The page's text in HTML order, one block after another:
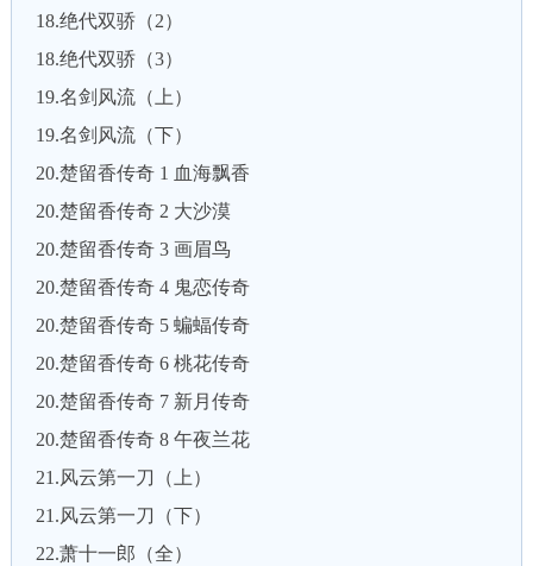
18.绝代双骄（2）
18.绝代双骄（3）
19.名剑风流（上）
19.名剑风流（下）
20.楚留香传奇 1 血海飘香
20.楚留香传奇 2 大沙漠
20.楚留香传奇 3 画眉鸟
20.楚留香传奇 4 鬼恋传奇
20.楚留香传奇 5 蝙蝠传奇
20.楚留香传奇 6 桃花传奇
20.楚留香传奇 7 新月传奇
20.楚留香传奇 8 午夜兰花
21.风云第一刀（上）
21.风云第一刀（下）
22.萧十一郎（全）